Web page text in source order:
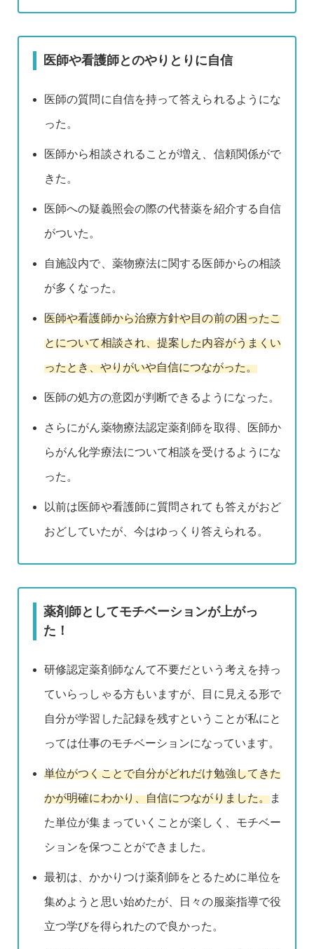
医師や看護師とのやりとりに自信
医師の質問に自信を持って答えられるようにな
った。
医師から相談されることが増え、信頼関係がで
きた。
医師への疑義照会の際の代替薬を紹介する自信
がついた。
自施設内で、薬物療法に関する医師からの相談
が多くなった。
医師や看護師から治療方針や目の前の困ったこ
とについて相談され、提案した内容がうまくい
ったとき、やりがいや自信につながった。
医師の処方の意図が判断できるようになった。
さらにがん薬物療法認定薬剤師を取得、医師か
らがん化学療法について相談を受けるようにな
った。
以前は医師や看護師に質問されても答えがおど
おどしていたが、今はゆっくり答えられる。
薬剤師としてモチベーションが上がっ
た！
研修認定薬剤師なんて不要だという考えを持っ
ていらっしゃる方もいますが、目に見える形で
自分が学習した記録を残すということが私にと
っては仕事のモチベーションになっています。
単位がつくことで自分がどれだけ勉強してきた
かが明確にわかり、自信につながりました。ま
た単位が集まっていくことが楽しく、モチベー
ションを保つことができました。
最初は、かかりつけ薬剤師をとるために単位を
集めようと思い始めたが、日々の服薬指導で役
立つ学びを得られたので良かった。